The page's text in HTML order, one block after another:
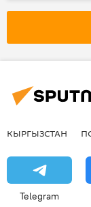
КЫРГЫЗСТАН
Telegram